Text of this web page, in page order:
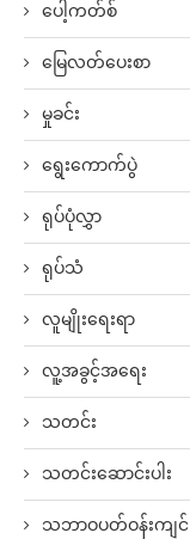
ပေါ့ကတ်စ်
မြေလတ်ပေးစာ
မှုခင်း
ရွေးကောက်ပွဲ
ရုပ်ပုံလွှာ
ရုပ်သံ
လူမျိုးရေးရာ
လူ့အခွင့်အရေး
သတင်း
သတင်းဆောင်းပါး
သဘာဝပတ်ဝန်းကျင်